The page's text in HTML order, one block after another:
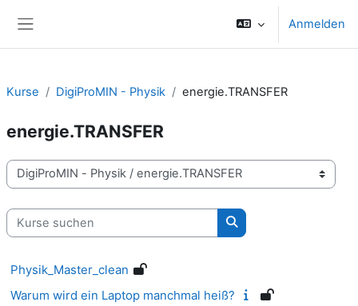
Anmelden
Kurse DigiProMIN - Physik energie.TRANSFER
energie.TRANSFER
Kursbereiche
Kurse suchen
Kurse suchen
Physik_Master_clean
Warum wird ein Laptop manchmal heiß?